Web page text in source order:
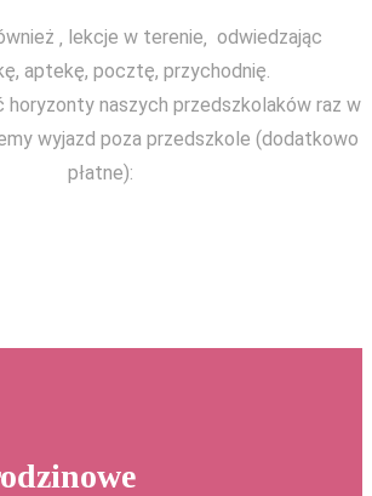
‚ lekcje w terenie‚ odwiedzając
aptekę, pocztę, przychodnię.
horyzonty naszych przedszkolaków raz w
wyjazd poza przedszkole (dodatkowo
płatne):